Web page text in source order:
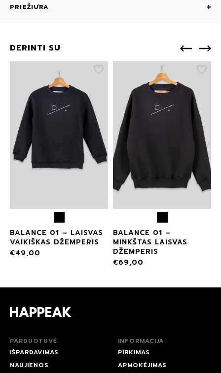
PRIEŽIŪRA
DERINTI SU
BALANCE 01 – LAISVAS
VAIKIŠKAS DŽEMPERIS
€49,00
BALANCE 01 –
MINKŠTAS LAISVAS
DŽEMPERIS
€69,00
PARDUOTUVĖ
IŠPARDAVIMAS
NAUJIENOS
INFORMACIJA
PIRKIMAS
APMOKĖJIMAS